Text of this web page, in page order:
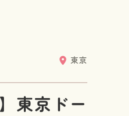
東京
東京ドー